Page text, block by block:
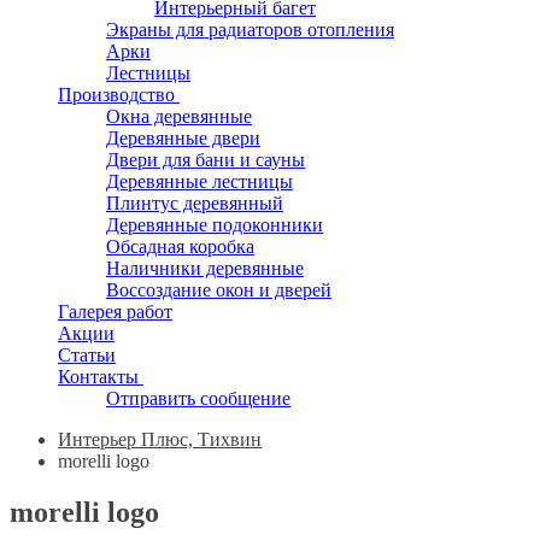
Интерьерный багет
Экраны для радиаторов отопления
Арки
Лестницы
Производство
Окна деревянные
Деревянные двери
Двери для бани и сауны
Деревянные лестницы
Плинтус деревянный
Деревянные подоконники
Обсадная коробка
Наличники деревянные
Воссоздание окон и дверей
Галерея работ
Акции
Статьи
Контакты
Отправить сообщение
Интерьер Плюс, Тихвин
morelli logo
morelli logo